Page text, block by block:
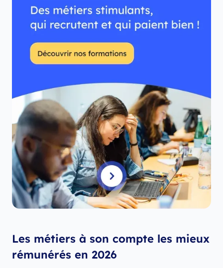
Les métiers à son compte les mieux
rémunérés en 2026